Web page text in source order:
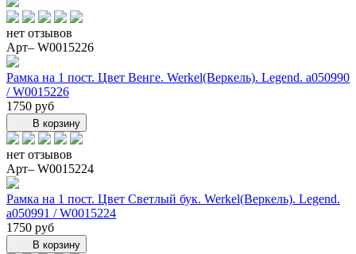
нет отзывов
Арт– W0015226
Рамка на 1 пост. Цвет Венге. Werkel(Веркель). Legend. a050990
/ W0015226
1750 руб
В корзину
нет отзывов
Арт– W0015224
Рамка на 1 пост. Цвет Светлый бук. Werkel(Веркель). Legend.
a050991 / W0015224
1750 руб
В корзину